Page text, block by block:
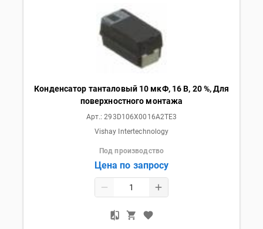
Конденсатор танталовый 10 мкФ, 16 В, 20 %, Для
поверхностного монтажа
Арт.:293D106X0016A2TE3
Vishay Intertechnology
Под производство
Цена по запросу